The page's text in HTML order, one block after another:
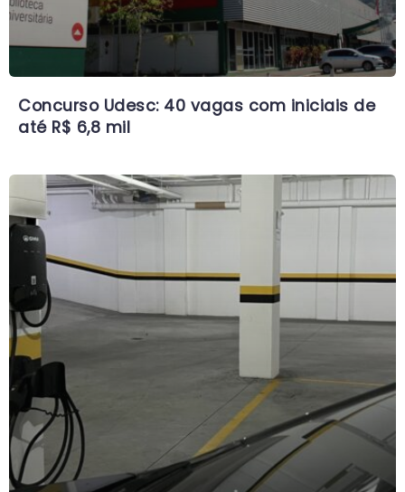
Concurso Udesc: 40 vagas com iniciais de
até R$ 6,8 mil